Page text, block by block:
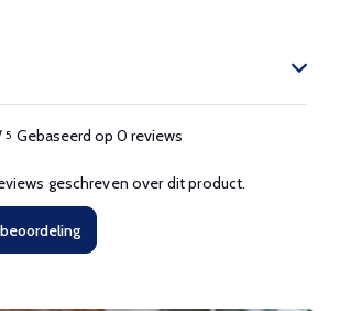
5 Gebaseerd op 0 reviews
geschreven over dit product.